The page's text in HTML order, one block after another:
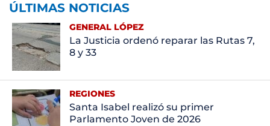
ÚLTIMAS NOTICIAS
GENERAL LÓPEZ
La Justicia ordenó reparar las Rutas 7,
8 y 33
REGIONES
Santa Isabel realizó su primer
Parlamento Joven de 2026